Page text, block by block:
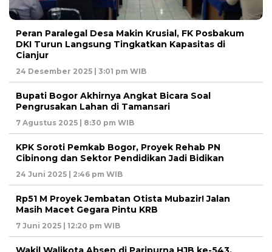
Peran Paralegal Desa Makin Krusial, FK Posbakum
DKI Turun Langsung Tingkatkan Kapasitas di
Cianjur
24 Desember 2025 | 3:01 pm WIB
Bupati Bogor Akhirnya Angkat Bicara Soal
Pengrusakan Lahan di Tamansari
7 Agustus 2025 | 8:30 pm WIB
KPK Soroti Pemkab Bogor, Proyek Rehab PN
Cibinong dan Sektor Pendidikan Jadi Bidikan
24 Juni 2025 | 2:46 pm WIB
Rp51 M Proyek Jembatan Otista Mubazir! Jalan
Masih Macet Gegara Pintu KRB
7 Juni 2025 | 12:20 pm WIB